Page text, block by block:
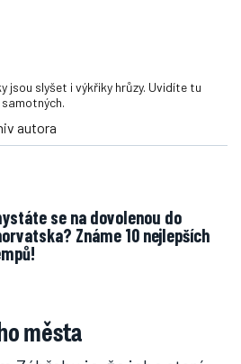
jsou slyšet i výkřiky hrůzy. Uvidíte tu
autora
se na dovolenou do
Známe 10 nejlepších
města